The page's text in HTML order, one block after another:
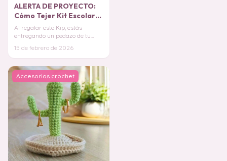
ALERTA DE PROYECTO:
Cómo Tejer Kit Escolar
de Osito Amigurumi que
Todos te Pedirán
(¡Patrón Imperdible!)
Al regalar este Kip, estás
entregando un pedazo de tu
es mucho más e
15 de febrero de 2026
Accesorios crochet